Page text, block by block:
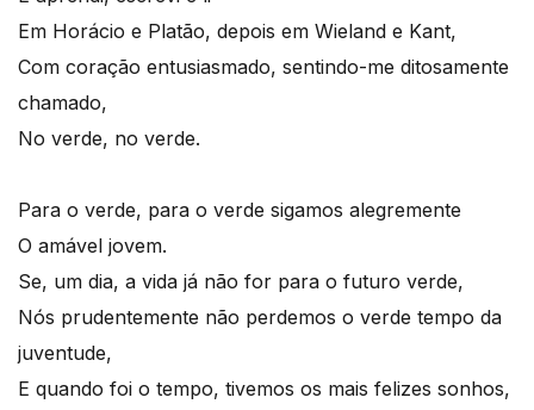
Em Horácio e Platão, depois em Wieland e Kant,
Com coração entusiasmado, sentindo-me ditosamente
chamado,
No verde, no verde.
Para o verde, para o verde sigamos alegremente
O amável jovem.
Se, um dia, a vida já não for para o futuro verde,
Nós prudentemente não perdemos o verde tempo da
juventude,
E quando foi o tempo, tivemos os mais felizes sonhos,